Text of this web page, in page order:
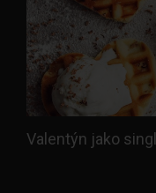
Valentýn jako